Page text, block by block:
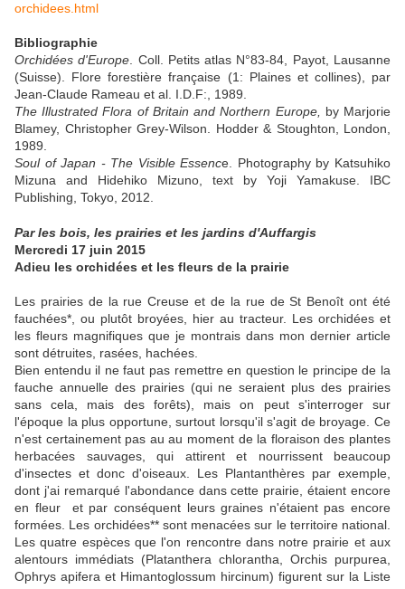
orchidees.html
Bibliographie
Orchidées d'Europe . Coll. Petits atlas N°83-84, Payot, Lausanne
(Suisse). Flore forestière française (1: Plaines et collines), par
Jean-Claude Rameau et al. I.D.F:, 1989.
The Illustrated Flora of Britain and Northern Europe,
by Marjorie
Blamey, Christopher Grey-Wilson. Hodder & Stoughton, London,
1989.
Soul of Japan - The Visible Essence. Photography by Katsuhiko
Mizuna and Hidehiko Mizuno, text by Yoji Yamakuse. IBC
Publishing, Tokyo, 2012.
Par les bois, les prairies et les jardins d'Auffargis
Mercredi 17 juin 2015
Adieu les orchidées et les fleurs de la prairie
Les prairies de la rue Creuse et de la rue de St Benoît ont été
fauchées*, ou plutôt broyées, hier au tracteur. Les orchidées et
les fleurs magnifiques que je montrais dans mon dernier article
sont détruites, rasées, hachées.
Bien entendu il ne faut pas remettre en question le principe de la
fauche annuelle des prairies (qui ne seraient plus des prairies
sans cela, mais des forêts), mais on peut s'interroger sur
l'époque la plus opportune, surtout lorsqu'il s'agit de broyage. Ce
n'est certainement pas au au moment de la floraison des plantes
herbacées sauvages, qui attirent et nourrissent beaucoup
d'insectes et donc d'oiseaux. Les Plantanthères par exemple,
dont j'ai remarqué l'abondance dans cette prairie, étaient encore
en fleur et par conséquent leurs graines n'étaient pas encore
formées. Les orchidées** sont menacées sur le territoire national.
Les quatre espèces que l'on rencontre dans notre prairie et aux
alentours immédiats (Platanthera chlorantha, Orchis purpurea,
Ophrys apifera et Himantoglossum hircinum) figurent sur la Liste